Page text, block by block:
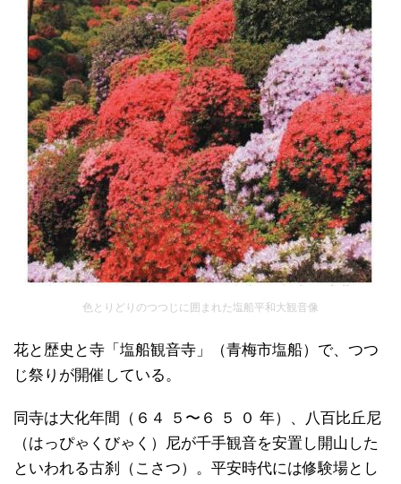
色とりどりのつつじに囲まれた塩船平和大観音像
花と歴史と寺「塩船観音寺」（青梅市塩船）で、つつ
じ祭りが開催している。
同寺は大化年間（６４ ５〜６ ５ ０ 年）、八百比丘尼
（はっぴゃくびゃく）尼が千手観音を安置し開山した
といわれる古刹（こさつ）。平安時代には修験場とし